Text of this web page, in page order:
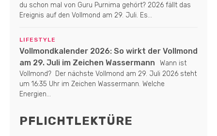
du schon mal von Guru Purnima gehört? 2026 fällt das
Ereignis auf den Vollmond am 29. Juli. Es...
LIFESTYLE
Vollmondkalender 2026: So wirkt der Vollmond
am 29. Juli im Zeichen Wassermann
Wann ist
Vollmond? Der nächste Vollmond am 29. Juli 2026 steht
um 16:35 Uhr im Zeichen Wassermann. Welche
Energien...
PFLICHTLEKTÜRE